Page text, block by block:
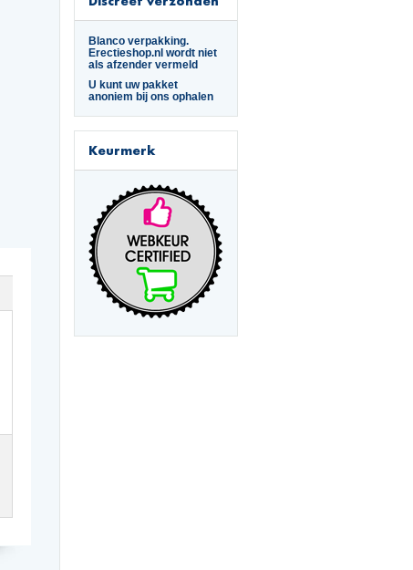
Blanco verpakking.
Erectieshop.nl wordt niet
als afzender vermeld
U kunt uw pakket
anoniem bij ons ophalen
Keurmerk